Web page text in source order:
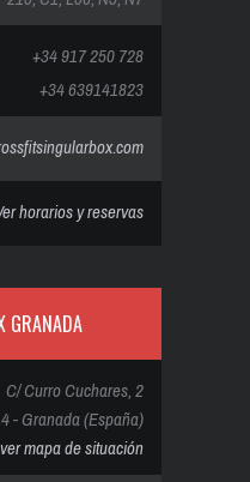
+34 917 250 728
+34 639141823
horarios y reservas
GRANADA
C/ Curro Cuchares, 2
- Granada (España)
ver mapa de situación